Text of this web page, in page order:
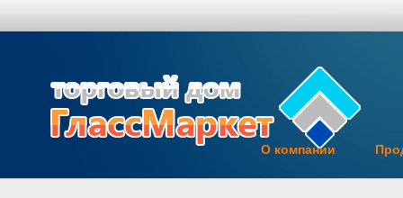
О компании